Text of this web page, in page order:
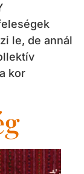
le, de annál
kor